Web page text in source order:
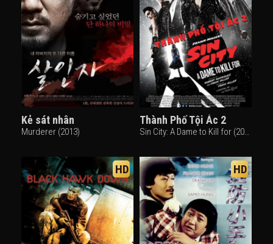
Kẻ sát nhân
Murderer (2013)
Thành Phố Tội Ác 2
Sin City: A Dame to Kill for (2014)
HD HD